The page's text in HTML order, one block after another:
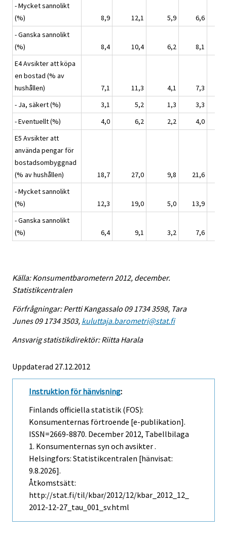
- Mycket sannolikt
(%)
8,9 12,1 5,9 6,6
- Ganska sannolikt
(%)
8,4 10,4 6,2 8,1
E4 Avsikter att köpa
en bostad (% av
hushållen)
7,1 11,3 4,1 7,3
- Ja, säkert (%)
3,1 5,2 1,3 3,3
- Eventuellt (%)
4,0 6,2 2,2 4,0
E5 Avsikter att
använda pengar för
bostadsombyggnad
(% av hushållen)
18,7 27,0 9,8 21,6
- Mycket sannolikt
(%)
12,3 19,0 5,0 13,9
- Ganska sannolikt
(%)
6,4 9,1 3,2 7,6
Källa: Konsumentbarometern 2012, december.
Statistikcentralen
Förfrågningar: Pertti Kangassalo 09 1734 3598, Tara
Junes 09 1734 3503, kuluttaja.barometri@stat.fi
Ansvarig statistikdirektör: Riitta Harala
Uppdaterad 27.12.2012
Instruktion för hänvisning:
Finlands officiella statistik (FOS):
Konsumenternas förtroende [e-publikation].
ISSN=2669-8870. December 2012, Tabellbilaga
1. Konsumenternas syn och avsikter .
Helsingfors: Statistikcentralen [hänvisat:
9.8.2026].
Åtkomstsätt:
http://stat.fi/til/kbar/2012/12/kbar_2012_12_
2012-12-27_tau_001_sv.html